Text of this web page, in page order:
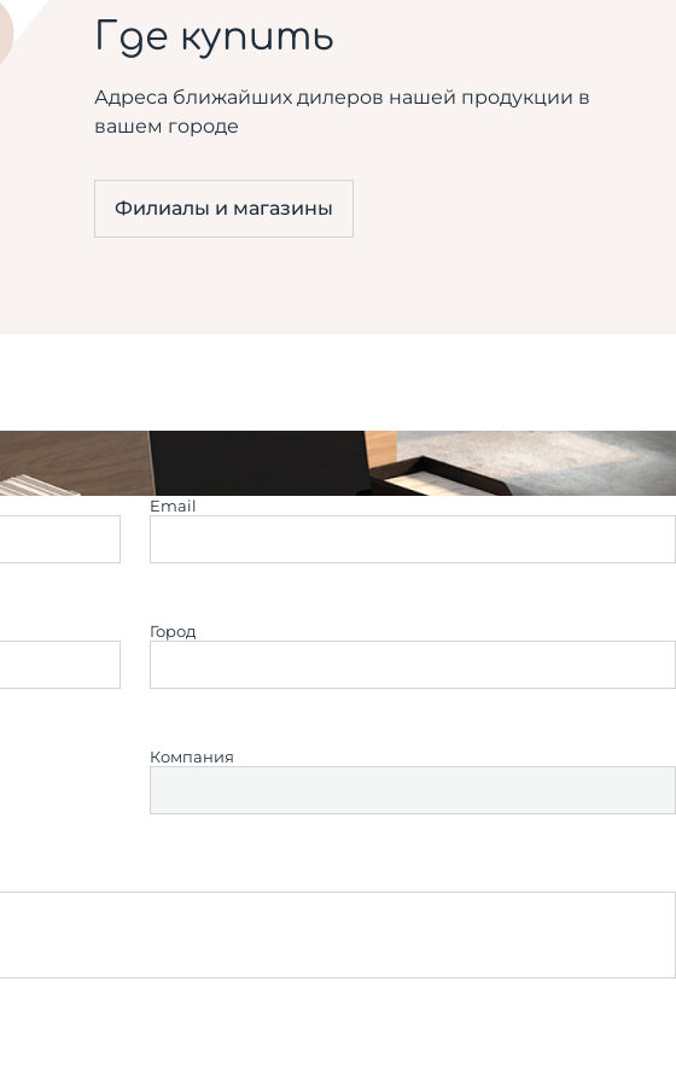
Где купить
Адреса ближайших дилеров нашей продукции в
вашем городе
Филиалы и магазины
Email
Город
Компания